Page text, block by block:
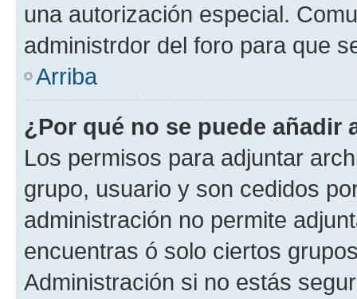
una autorización especial.
administrdor del foro para que
Arriba
¿Por qué no se puede añadir
Los permisos para adjuntar
grupo, usuario y son cedidos
administración no permite
encuentras ó solo ciertos
Administración si no estás